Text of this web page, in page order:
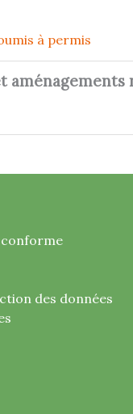
à permis
aménagements
conforme
des données